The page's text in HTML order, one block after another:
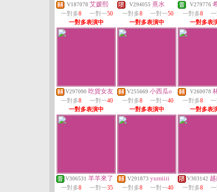
V187078 艾媛熙
一對多8 一對一50
一對多表演中
V294055 熹水
一對多8 一對一50
一對多表演中
V279776
一對多8
一對多表
V297090 吃貨女友
一對多8 一對一40
一對多表演中
V255669 小西瓜o
一對多8 一對一40
一對多表演中
V260078
一對多8
一對多表
V306531 羊羊來了
一對多8 一對一35
V291873 yumiiii
一對多8 一對一40
V303142
一對多8